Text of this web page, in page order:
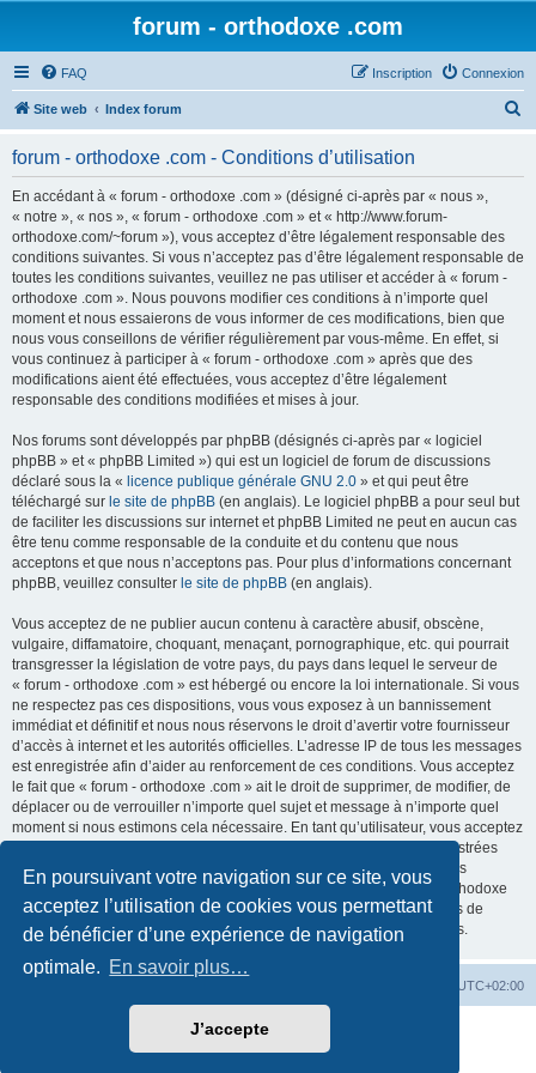
En poursuivant votre navigation sur ce site, vous
acceptez l’utilisation de cookies vous permettant
de bénéficier d’une expérience de navigation
optimale. En savoir plus…
J’accepte
forum - orthodoxe .com
FAQ Connexion
Inscription
Site web Index forum
forum - orthodoxe .com - Conditions d’utilisation
En accédant à « forum - orthodoxe .com » (désigné ci-après par « nous »,
« notre », « nos », « forum - orthodoxe .com » et « http://www.forum-
orthodoxe.com/~forum »), vous acceptez d’être légalement responsable des
conditions suivantes. Si vous n’acceptez pas d’être légalement responsable de
toutes les conditions suivantes, veuillez ne pas utiliser et accéder à « forum -
orthodoxe .com ». Nous pouvons modifier ces conditions à n’importe quel
moment et nous essaierons de vous informer de ces modifications, bien que
nous vous conseillons de vérifier régulièrement par vous-même. En effet, si
vous continuez à participer à « forum - orthodoxe .com » après que des
modifications aient été effectuées, vous acceptez d’être légalement
responsable des conditions modifiées et mises à jour.
Nos forums sont développés par phpBB (désignés ci-après par « logiciel
phpBB » et « phpBB Limited ») qui est un logiciel de forum de discussions
déclaré sous la « licence publique générale GNU 2.0 » et qui peut être
téléchargé sur le site de phpBB (en anglais). Le logiciel phpBB a pour seul but
de faciliter les discussions sur internet et phpBB Limited ne peut en aucun cas
être tenu comme responsable de la conduite et du contenu que nous
acceptons et que nous n’acceptons pas. Pour plus d’informations concernant
phpBB, veuillez consulter le site de phpBB (en anglais).
Vous acceptez de ne publier aucun contenu à caractère abusif, obscène,
vulgaire, diffamatoire, choquant, menaçant, pornographique, etc. qui pourrait
transgresser la législation de votre pays, du pays dans lequel le serveur de
« forum - orthodoxe .com » est hébergé ou encore la loi internationale. Si vous
ne respectez pas ces dispositions, vous vous exposez à un bannissement
immédiat et définitif et nous nous réservons le droit d’avertir votre fournisseur
d’accès à internet et les autorités officielles. L’adresse IP de tous les messages
est enregistrée afin d’aider au renforcement de ces conditions. Vous acceptez
le fait que « forum - orthodoxe .com » ait le droit de supprimer, de modifier, de
déplacer ou de verrouiller n’importe quel sujet et message à n’importe quel
moment si nous estimons cela nécessaire. En tant qu’utilisateur, vous acceptez
que toutes les informations que vous avez renseignées soient enregistrées
dans notre base de données. Bien que ces informations ne seront pas
diffusées à une tierce partie sans votre consentement, ni « forum - orthodoxe
.com », ni phpBB, ne pourront être tenus comme responsables en cas de
tentative de piratage informatique visant à compromettre vos données.
UTC+02:00
phpBB® Forum Software © phpBB Limited
©